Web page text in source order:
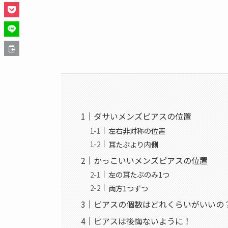
ダサいメンズピアスの位置
左右非対称の位置
耳たぶより内側
かっこいいメンズピアスの位置
左の耳たぶのみ1つ
両方1つずつ
ピアスの個数はどれくらいがいいの
ピアスは後悔ないように！